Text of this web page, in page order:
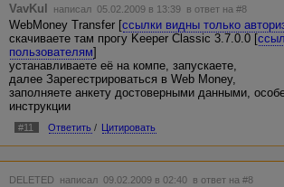
VavKul написал 05.02.2009 в 13:39 в ответ на #8
WebMoney Transfer [ссылки видны только
скачиваете там прогу Keeper Classic 3.7.0.0 [
пользователям]
устанавливаете её на компе, запускаете,
далее Зарегестрироваться в Web Money,
заполняете анкету достоверными данными,
инструкции
#11 Ответить / Цитировать
DELETED написал 09.02.2009 в 02:40 в ответ на #8